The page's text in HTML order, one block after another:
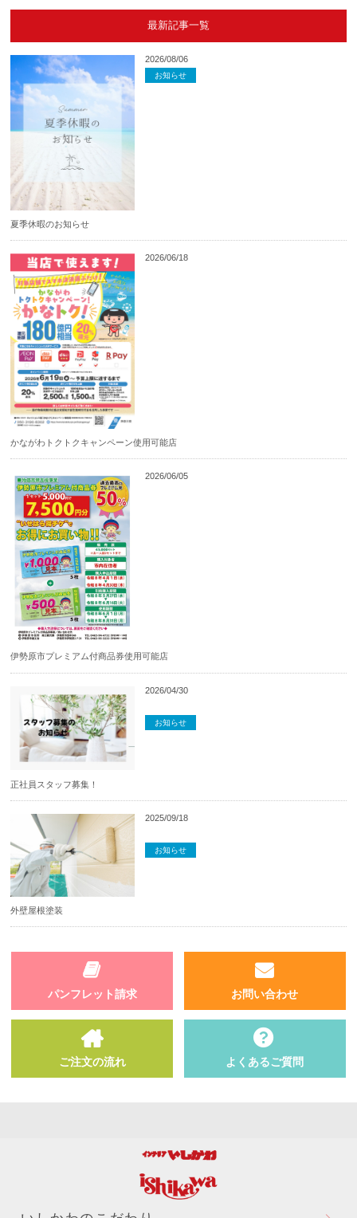
最新記事一覧
2026/08/06
お知らせ
夏季休暇のお知らせ
2026/06/18
かながわトクトクキャンペーン使用可能店
2026/06/05
伊勢原市プレミアム付商品券使用可能店
2026/04/30
お知らせ
正社員スタッフ募集！
2025/09/18
お知らせ
外壁屋根塗装
パンフレット請求 お問い合わせ
ご注文の流れ よくあるご質問